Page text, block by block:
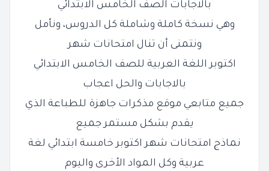
بالاجابات الصف الخامس الابتدائي
وهي نسخة كاملة وشاملة كل الدروس، ونأمل
ونتمنى أن تنال امتحانات شهر
اكتوبر اللغة العربية للصف الخامس الابتدائي
بالاجابات والحل اعجاب
جميع متابعي موقع مذكرات جاهزة للطباعة الذي
يقدم بشكل مستمر جميع
نماذج امتحانات شهر اكتوبر خامسة ابتدائي لغة
عربية وكل المواد الأخرى واليوم